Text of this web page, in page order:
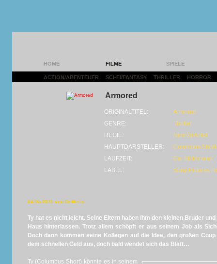
HOME FILME SPIELE
ACTION/ABENTEUER SCI-FI/FANTASY THRILLER HORROR
Armored
ORIGINALTITEL:
Armored
GENRE:
Thriller
REGIE:
Nimród Antal
HAUPTDARSTELLER:
Columbus Short
LAUFZEIT:
Ca. 88 Minuten
LABEL:
Sony Pictures
04.05.2011 von DeWerni
Ty hat es nicht leicht. Seine Eltern haben ihm den kleinen Bruder
Haus hinterlassen. Trotz allem schöpft er aus seinem Job als
Doch dann kommen seine Kollegen auf die Idee, den großen
dem schnellen Geld aus, doch bald wendet sich das Blatt…
Ty (Columbus Short) könnte es in seinem